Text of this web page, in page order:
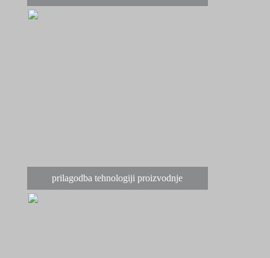
prilagodba tehnologiji proizvodnje